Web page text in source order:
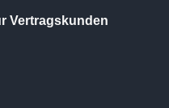
Vertragskunden